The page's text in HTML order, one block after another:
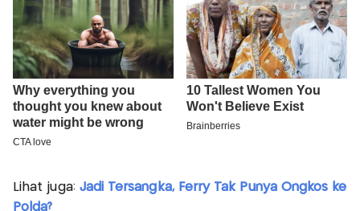
Lihat juga: Jadi Tersangka, Ferry Tak Punya Ongkos ke
Polda?